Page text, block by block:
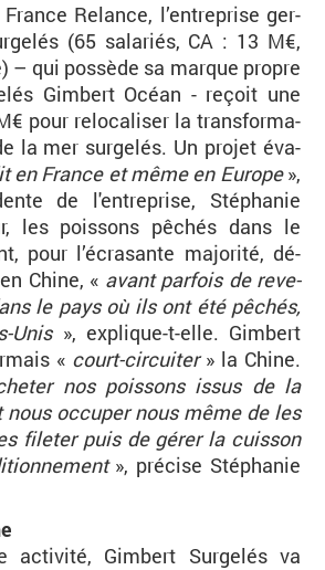
Re­lance, l’en­tre­prise ger­
(65 sa­la­riés, CA : 13 M€,
– qui pos­sède sa marque propre
Gim­bert Océan - re­çoit une
pour re­lo­ca­li­ser la trans­for­ma­
la mer sur­ge­lés. Un pro­jet éva­
en France et même en Eu­rope »,
de l'en­tre­prise, Sté­pha­nie
les pois­sons pê­chés dans le
pour l’écra­sante ma­jo­rité, dé­
Chine, « avant par­fois de re­ve­
le pays où ils ont été pê­chés,
Unis », ex­plique-t-elle. Gim­bert
« court-cir­cui­ter » la Chine.
nos pois­sons issus de la
nous oc­cu­per nous même de les
fi­le­ter puis de gérer la cuis­son
», pré­cise Sté­pha­nie
ac­ti­vité, Gim­bert Sur­ge­lés va